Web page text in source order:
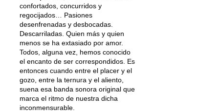
confortados, concurridos y
regocijados… Pasiones
desenfrenadas y desbocadas.
Descarriladas. Quien más y quien
menos se ha extasiado por amor.
Todos, alguna vez, hemos conocido
el encanto de ser correspondidos. Es
entonces cuando entre el placer y el
gozo, entre la ternura y el aliento,
suena esa banda sonora original que
marca el ritmo de nuestra dicha
inconmensurable.